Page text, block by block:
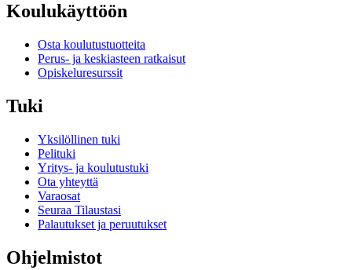
Koulukäyttöön
Osta koulutustuotteita
Perus- ja keskiasteen ratkaisut
Opiskeluresurssit
Tuki
Yksilöllinen tuki
Pelituki
Yritys- ja koulutustuki
Ota yhteyttä
Varaosat
Seuraa Tilaustasi
Palautukset ja peruutukset
Ohjelmistot